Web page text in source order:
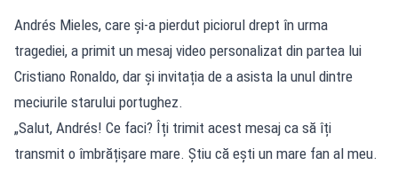
Andrés Mieles, care și-a pierdut piciorul drept în urma
tragediei, a primit un mesaj video personalizat din partea lui
Cristiano Ronaldo, dar și invitația de a asista la unul dintre
meciurile starului portughez.
„Salut, Andrés! Ce faci? Îți trimit acest mesaj ca să îți
transmit o îmbrățișare mare. Știu că ești un mare fan al meu.